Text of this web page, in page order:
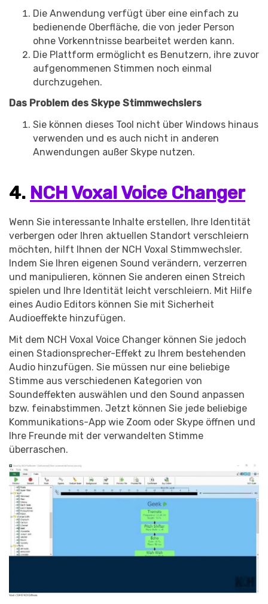
Die Anwendung verfügt über eine einfach zu
bedienende Oberfläche, die von jeder Person
ohne Vorkenntnisse bearbeitet werden kann.
Die Plattform ermöglicht es Benutzern, ihre zuvor
aufgenommenen Stimmen noch einmal
durchzugehen.
Das Problem des Skype Stimmwechslers
Sie können dieses Tool nicht über Windows hinaus
verwenden und es auch nicht in anderen
Anwendungen außer Skype nutzen.
4. NCH Voxal Voice Changer
Wenn Sie interessante Inhalte erstellen, Ihre Identität
verbergen oder Ihren aktuellen Standort verschleiern
möchten, hilft Ihnen der NCH Voxal Stimmwechsler.
Indem Sie Ihren eigenen Sound verändern, verzerren
und manipulieren, können Sie anderen einen Streich
spielen und Ihre Identität leicht verschleiern. Mit Hilfe
eines Audio Editors können Sie mit Sicherheit
Audioeffekte hinzufügen.
Mit dem NCH Voxal Voice Changer können Sie jedoch
einen Stadionsprecher-Effekt zu Ihrem bestehenden
Audio hinzufügen. Sie müssen nur eine beliebige
Stimme aus verschiedenen Kategorien von
Soundeffekten auswählen und den Sound anpassen
bzw. feinabstimmen. Jetzt können Sie jede beliebige
Kommunikations-App wie Zoom oder Skype öffnen und
Ihre Freunde mit der verwandelten Stimme
überraschen.